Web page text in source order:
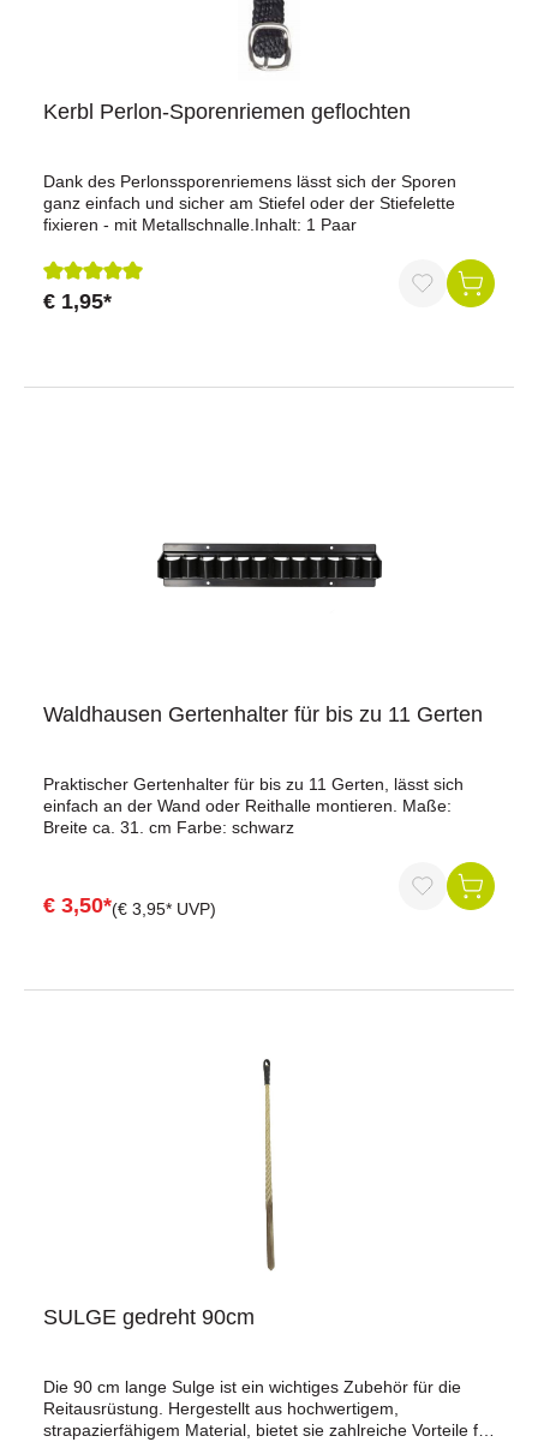
Kerbl Perlon-Sporenriemen geflochten
Dank des Perlonssporenriemens lässt sich der Sporen
ganz einfach und sicher am Stiefel oder der Stiefelette
fixieren - mit Metallschnalle.Inhalt: 1 Paar
Durchschnittliche Bewertung von 5 von 5 Sternen
€ 1,95*
Waldhausen Gertenhalter für bis zu 11 Gerten
Praktischer Gertenhalter für bis zu 11 Gerten, lässt sich
einfach an der Wand oder Reithalle montieren. Maße:
Breite ca. 31. cm Farbe: schwarz
€ 3,50*(€ 3,95* UVP)
SULGE gedreht 90cm
Die 90 cm lange Sulge ist ein wichtiges Zubehör für die
Reitausrüstung. Hergestellt aus hochwertigem,
strapazierfähigem Material, bietet sie zahlreiche Vorteile für